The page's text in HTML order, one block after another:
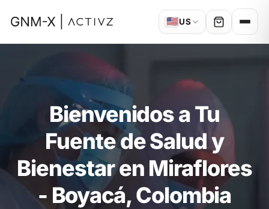
🇺🇸US
Bienvenidos a Tu
Fuente de Salud y
Bienestar en Miraflores
- Boyacá, Colombia